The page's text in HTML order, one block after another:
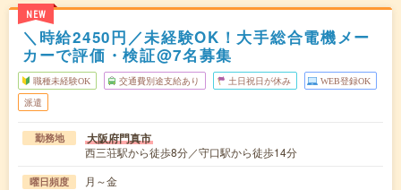
NEW
＼時給2450円／未経験OK！大手総合電機メー
カーで評価・検証@7名募集
職種未経験OK 交通費別途支給あり 土日祝日が休み WEB登録OK
派遣
勤務地 大阪府門真市
西三荘駅から徒歩8分／守口駅から徒歩14分
曜日頻度 月～金